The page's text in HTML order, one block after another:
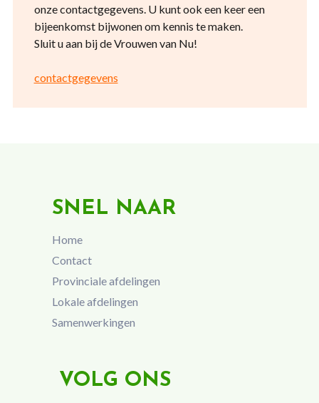
onze contactgegevens. U kunt ook een keer een
bijeenkomst bijwonen om kennis te maken.
Sluit u aan bij de Vrouwen van Nu!
contactgegevens
SNEL NAAR
Home
Contact
Provinciale afdelingen
Lokale afdelingen
Samenwerkingen
VOLG ONS